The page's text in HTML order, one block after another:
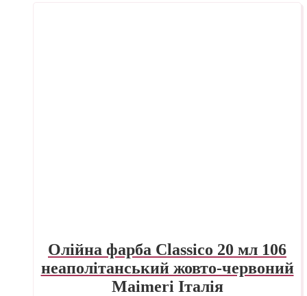
Олійна фарба Classico 20 мл 106
неаполітанський жовто-червоний
Maimeri Італія